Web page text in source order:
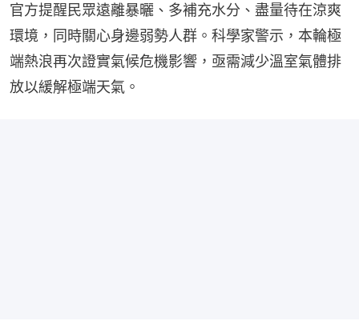
官方提醒民眾遠離暴曬、多補充水分、盡量待在涼爽
環境，同時關心身邊弱勢人群。科學家警示，本輪極
端熱浪再次證實氣候危機影響，亟需減少溫室氣體排
放以緩解極端天氣。